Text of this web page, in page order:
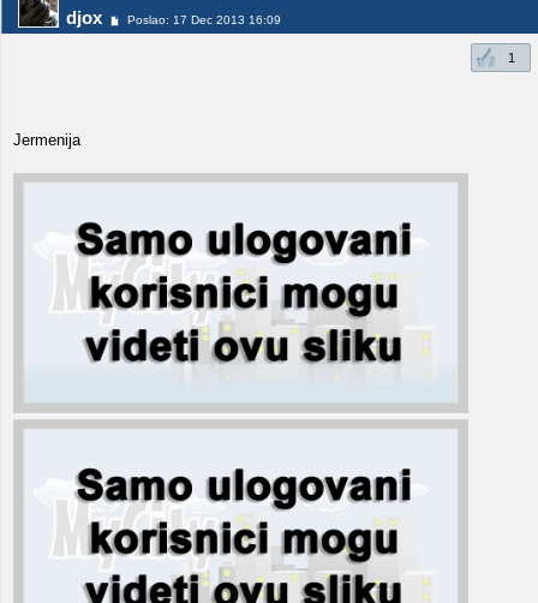
djox Poslao: 17 Dec 2013 16:09
1
Jermenija